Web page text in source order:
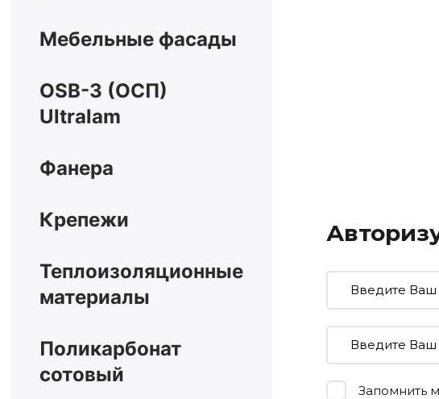
Мебельные фасады
ОSB-3 (ОСП)
Ultralam
Фанера
Крепежи
Теплоизоляционные
материалы
Поликарбонат
сотовый
Запомнить